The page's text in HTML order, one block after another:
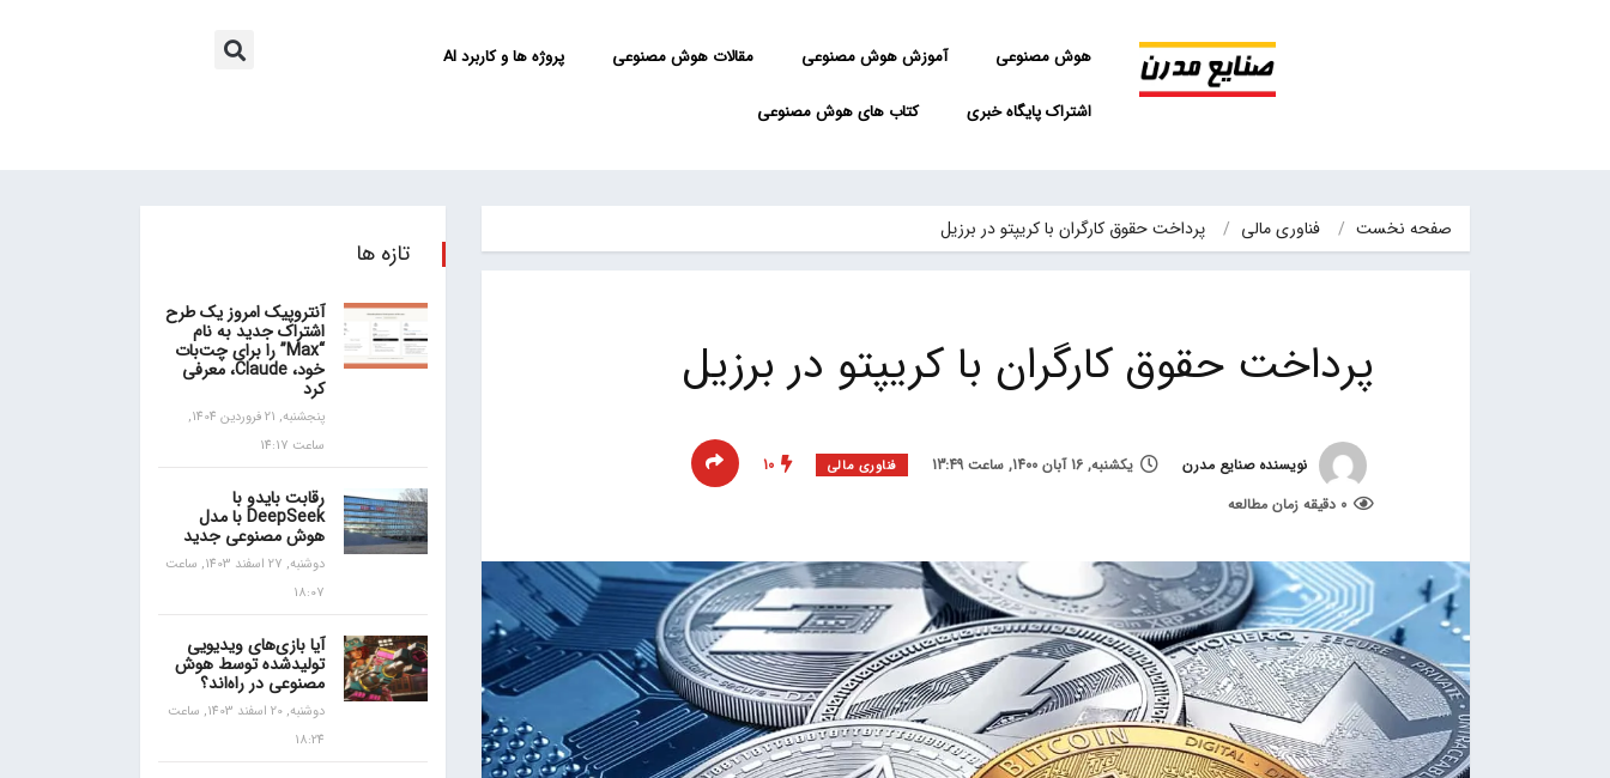
هوش مصنوعی آموزش هوش مصنوعی مقالات هوش مصنوعی پروژه ها و کاربرد AI
اشتراک پایگاه خبری کتاب های هوش مصنوعی
صفحه نخست فناوری مالی پرداخت حقوق کارگران با کریپتو در برزیل
پرداخت حقوق کارگران با کریپتو در برزیل
نویسنده صنایع مدرن یکشنبه, 16 آبان 1400, ساعت 13:49 فناوری مالی
10
0 دقیقه زمان مطالعه
تازه ها
آنتروپیک امروز یک طرح
اشتراک جدید به نام
“Max” را برای چت‌بات
خود، Claude، معرفی
کرد
پنجشنبه, 21 فروردین 1404,
ساعت 14:17
رقابت بایدو با
DeepSeek با مدل
هوش مصنوعی جدید
دوشنبه, 27 اسفند 1403, ساعت
18:07
آیا بازی‌های ویدیویی
تولیدشده توسط هوش
مصنوعی در راه‌اند؟
دوشنبه, 20 اسفند 1403, ساعت
18:24